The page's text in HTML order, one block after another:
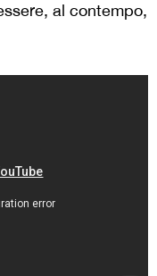
al contempo,